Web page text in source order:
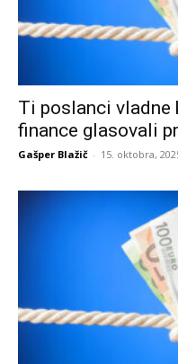
Ti poslanci vladne
finance glasovali
Gašper Blažič - 15. oktobra,